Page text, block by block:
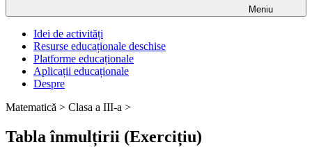
Meniu
Idei de activități
Resurse educaționale deschise
Platforme educaționale
Aplicații educaționale
Despre
Matematică > Clasa a III-a >
Tabla înmulțirii (Exercițiu)